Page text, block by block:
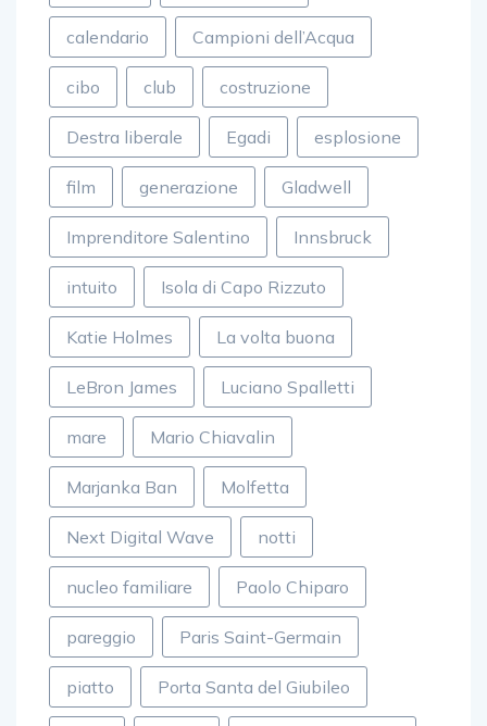
calendario Campioni dell’Acqua
cibo club costruzione
Destra liberale Egadi esplosione
film generazione Gladwell
Imprenditore Salentino Innsbruck
intuito Isola di Capo Rizzuto
Katie Holmes La volta buona
LeBron James Luciano Spalletti
mare Mario Chiavalin
Marjanka Ban Molfetta
Next Digital Wave notti
nucleo familiare Paolo Chiparo
pareggio Paris Saint-Germain
piatto Porta Santa del Giubileo